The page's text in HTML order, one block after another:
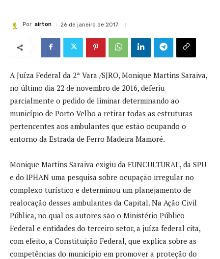
Por airton 26 de janeiro de 2017
A Juíza Federal da 2ª Vara /SJRO, Monique Martins Saraiva,
no último dia 22 de novembro de 2016, deferiu
parcialmente o pedido de liminar determinando ao
município de Porto Velho a retirar todas as estruturas
pertencentes aos ambulantes que estão ocupando o
entorno da Estrada de Ferro Madeira Mamoré.
Monique Martins Saraiva exigiu da FUNCULTURAL, da SPU
e do IPHAN uma pesquisa sobre ocupação irregular no
complexo turístico e determinou um planejamento de
realocação desses ambulantes da Capital. Na Ação Civil
Pública, no qual os autores são o Ministério Público
Federal e entidades do terceiro setor, a juíza federal cita,
com efeito, a Constituição Federal, que explica sobre as
competências do município em promover a proteção do